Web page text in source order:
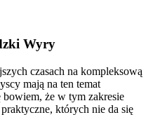
Wyry
czasach na kompleksową
mają na ten temat
że w tym zakresie
których nie da się